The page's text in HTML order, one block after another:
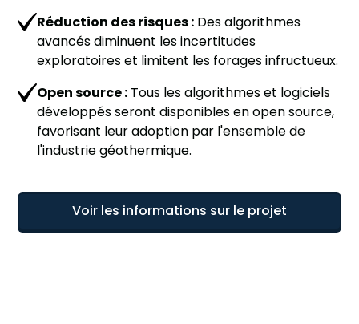
Réduction des risques : Des algorithmes
avancés diminuent les incertitudes
exploratoires et limitent les forages infructueux.
Open source : Tous les algorithmes et logiciels
développés seront disponibles en open source,
favorisant leur adoption par l'ensemble de
l'industrie géothermique.
Voir les informations sur le projet